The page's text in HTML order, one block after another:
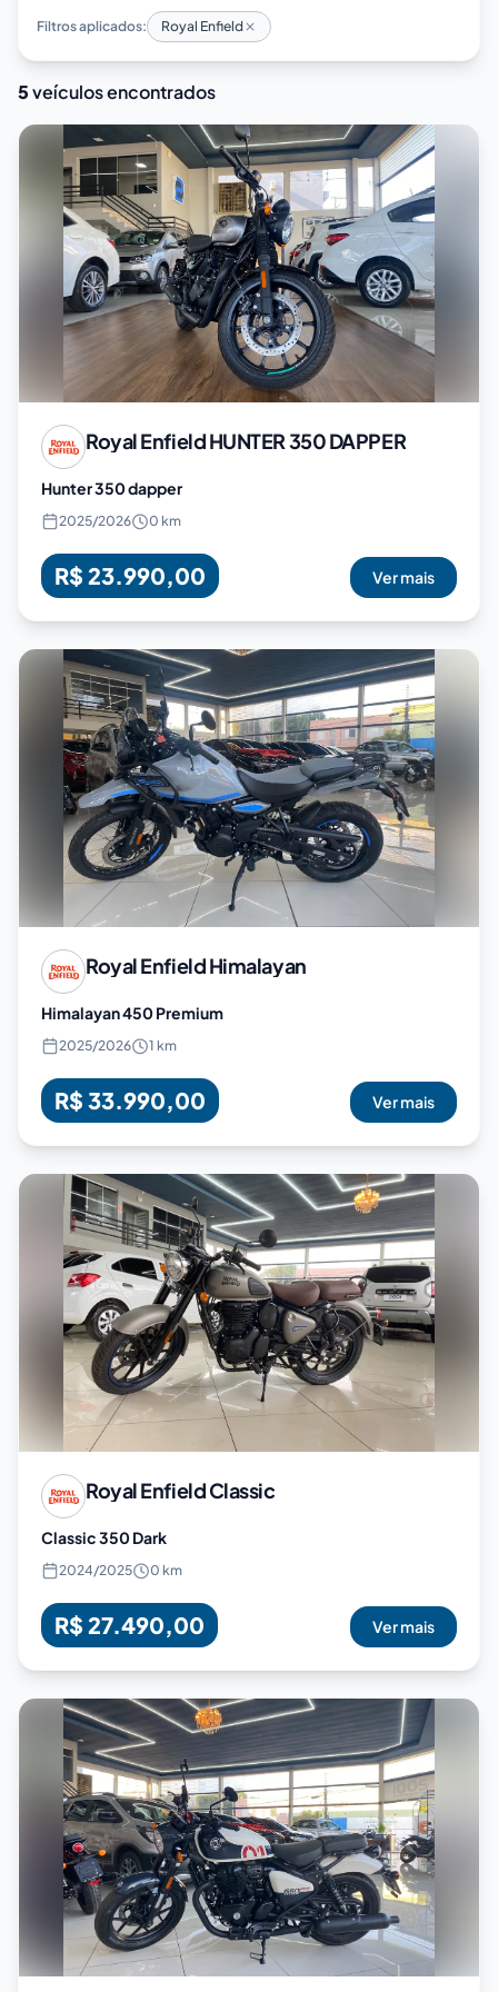
Filtros aplicados: Royal Enfield
5veículos encontrados
Royal EnfieldHUNTER 350 DAPPER
Hunter 350 dapper
2025/2026 0 km
R$ 23.990,00 Ver mais
Royal EnfieldHimalayan
Himalayan 450 Premium
2025/2026 1 km
R$ 33.990,00 Ver mais
Royal EnfieldClassic
Classic 350 Dark
2024/2025 0 km
R$ 27.490,00 Ver mais